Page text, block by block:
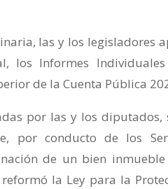
las y los legisladores
los Informes
de la Cuenta Pública
por las y los
por conducto de los
de un bien
la Ley para la